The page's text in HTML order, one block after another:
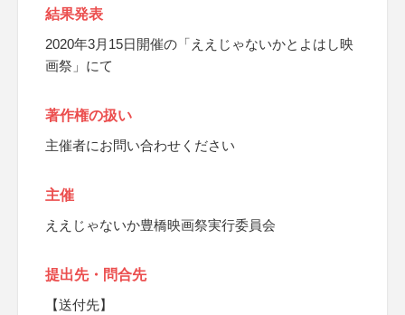
結果発表
2020年3月15日開催の「ええじゃないかとよはし映
画祭」にて
著作権の扱い
主催者にお問い合わせください
主催
ええじゃないか豊橋映画祭実行委員会
提出先・問合先
【送付先】